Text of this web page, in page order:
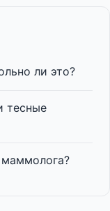
ли это?
тесные
маммолога?